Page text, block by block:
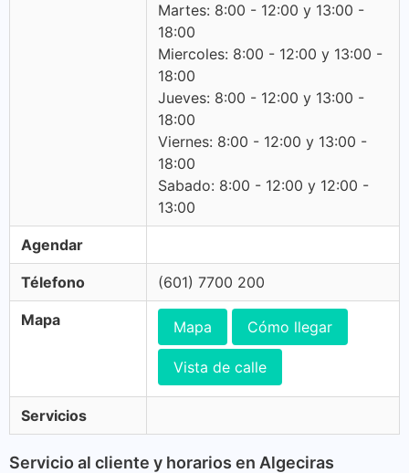
Martes: 8:00 - 12:00 y 13:00 -
18:00
Miercoles: 8:00 - 12:00 y 13:00 -
18:00
Jueves: 8:00 - 12:00 y 13:00 -
18:00
Viernes: 8:00 - 12:00 y 13:00 -
18:00
Sabado: 8:00 - 12:00 y 12:00 -
13:00
Agendar
Télefono (601) 7700 200
Mapa Mapa Cómo llegar
Vista de calle
Servicios
Servicio al cliente y horarios en Algeciras